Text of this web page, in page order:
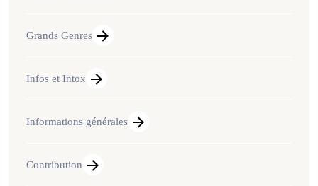
Grands Genres
Infos et Intox
Informations générales
Contribution